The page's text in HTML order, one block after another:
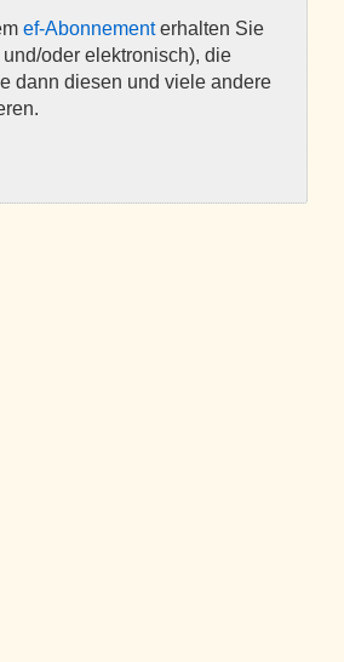
ef-Abonnementerhalten Sie
oder elektronisch), die
dann diesen und viele andere